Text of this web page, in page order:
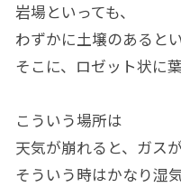
岩場といっても、
わずかに土壌のあると
そこに、ロゼット状に
こういう場所は
天気が崩れると、ガス
そういう時はかなり湿